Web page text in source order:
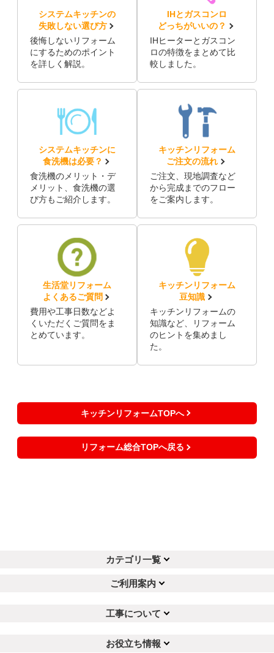
システムキッチンの
失敗しない選び方
後悔しないリフォーム
にするためのポイント
を詳しく解説。
IHとガスコンロ
どっちがいいの？
IHヒーターとガスコン
ロの特徴をまとめて比
較しました。
システムキッチンに
食洗機は必要？
食洗機のメリット・デ
メリット、食洗機の選
び方もご紹介します。
キッチンリフォーム
ご注文の流れ
ご注文、現地調査など
から完成までのフロー
をご案内します。
生活堂リフォーム
よくあるご質問
費用や工事日数などよ
くいただくご質問をま
とめています。
キッチンリフォーム
豆知識
キッチンリフォームの
知識など、リフォーム
のヒントを集めまし
た。
キッチンリフォームTOPへ
リフォーム総合TOPへ戻る
カテゴリ一覧
ご利用案内
工事について
お役立ち情報